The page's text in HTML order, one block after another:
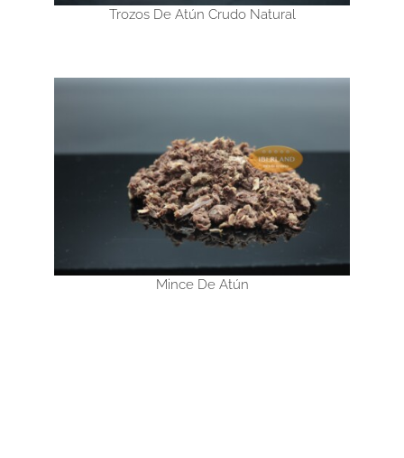
Trozos De Atún Crudo Natural
Mince De Atún